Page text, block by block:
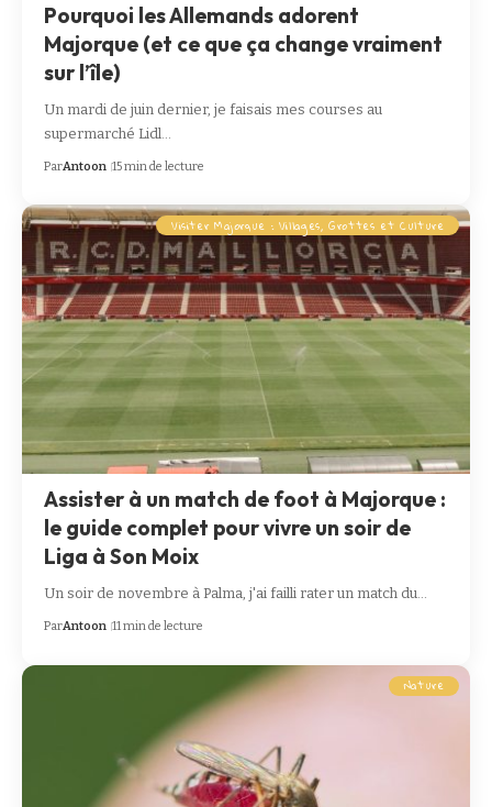
Pourquoi les Allemands adorent
Majorque (et ce que ça change vraiment
sur l’île)
Un mardi de juin dernier, je faisais mes courses au
supermarché Lidl…
ParAntoon 15 min de lecture
Visiter Majorque : Villages, Grottes et Culture
Assister à un match de foot à Majorque :
le guide complet pour vivre un soir de
Liga à Son Moix
Un soir de novembre à Palma, j'ai failli rater un match du…
ParAntoon 11 min de lecture
Nature